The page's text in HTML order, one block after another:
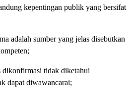
kepentingan publik yang bersifat
adalah sumber yang jelas disebutkan
dikonfirmasi tidak diketahui
dapat diwawancarai;